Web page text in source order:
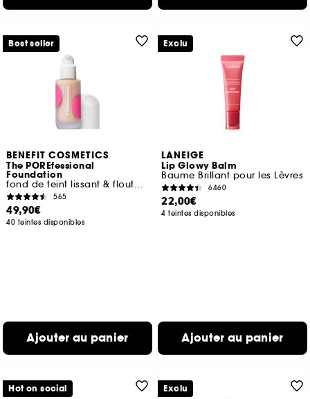
BENEFIT COSMETICS
The POREfessional
Foundation
fond de teint lissant & floutant à la niacinamide
565
49,90€
40 teintes disponibles
Ajouter au panier
Best seller
LANEIGE
Lip Glowy Balm
Baume Brillant pour les Lèvres
6460
22,00€
4 teintes disponibles
Ajouter au panier
Exclu
Hot on social Exclu